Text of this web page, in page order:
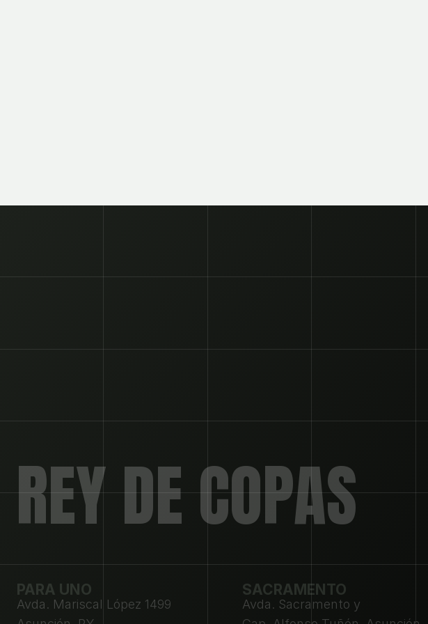
SUBSCRIBE
REY DE COPAS
PARA UNO
Avda. Mariscal López 1499
SACRAMENTO
Avda. Sacramento y